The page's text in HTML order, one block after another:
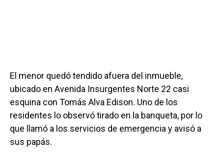
El menor quedó tendido afuera del inmueble,
ubicado en Avenida Insurgentes Norte 22 casi
esquina con Tomás Alva Edison. Uno de los
residentes lo observó tirado en la banqueta, por lo
que llamó a los servicios de emergencia y avisó a
sus papás.